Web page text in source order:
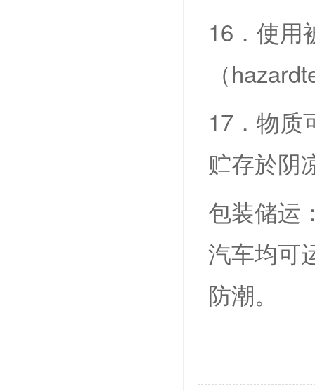
16．使用
（
17．物质
贮存於阴
包装储运
汽车均可
防潮。